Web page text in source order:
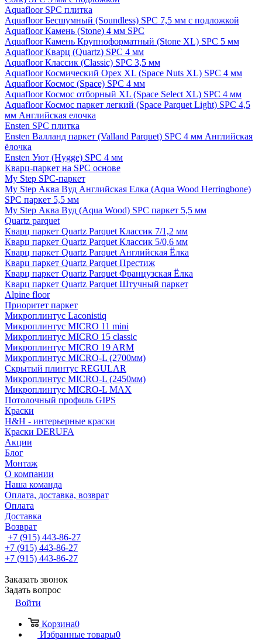
Aquafloor SPC плитка
Aquafloor Бесшумный (Soundless) SPC 7,5 мм с подложкой
Aquafloor Камень (Stone) 4 мм SPC
Aquafloor Камень Крупноформатный (Stone XL) SPC 5 мм
Aquafloor Кварц (Quartz) SPC 4 мм
Aquafloor Классик (Classic) SPC 3,5 мм
Aquafloor Космический Орех XL (Space Nuts XL) SPC 4 мм
Aquafloor Космос (Space) SPC 4 мм
Aquafloor Космос отборный XL (Space Select XL) SPC 4 мм
Aquafloor Космос паркет легкий (Space Parquet Light) SPC 4,5
мм Английская елочка
Ensten SPC плитка
Ensten Валланд паркет (Valland Parquet) SPC 4 мм Английская
ёлочка
Ensten Уют (Hygge) SPC 4 мм
Кварц-паркет на SPC основе
My Step SPC-паркет
My Step Аква Вуд Английская Елка (Aqua Wood Herringbone)
SPC паркет 5,5 мм
My Step Аква Вуд (Aqua Wood) SPC паркет 5,5 мм
Quartz parquet
Кварц паркет Quartz Parquet Классик 7/1,2 мм
Кварц паркет Quartz Parquet Классик 5/0,6 мм
Кварц паркет Quartz Parquet Английская Ёлка
Кварц паркет Quartz Parquet Престиж
Кварц паркет Quartz Parquet Французская Ёлка
Кварц паркет Quartz Parquet Штучный паркет
Alpine floor
Приоритет паркет
Микроплинтус Laconistiq
Микроплинтус MICRO 11 mini
Микроплинтус MICRO 15 classic
Микроплинтус MICRO 19 ARM
Микроплинтус MICRO-L (2700мм)
Скрытый плинтус REGULAR
Микроплинтус MICRO-L (2450мм)
Микроплинтус MICRO-L MAX
Потолочный профиль GIPS
Краски
H&H - интерьерные краски
Краски DERUFA
Акции
Блог
Монтаж
О компании
Наша команда
Оплата, доставка, возврат
Оплата
Доставка
Возврат
+7 (915) 443-86-27
+7 (915) 443-86-27
+7 (915) 443-86-27
Заказать звонок
Задать вопрос
Войти
Корзина0
Избранные товары0